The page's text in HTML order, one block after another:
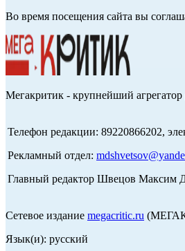
Во время посещения сайта вы
Мегакритик - крупнейший
Телефон редакции: 89220866202,
Рекламный отдел:
Главный редактор Швецов Максим
Сетевое издание megacritic.ru
Язык(и): русский